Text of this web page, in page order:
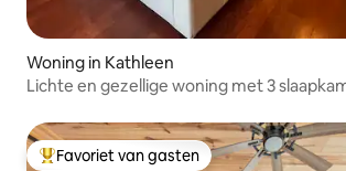
Woning in Kathleen
Lichte en gezellige woning met 3
Topfavoriet van gasten
Favoriet van gasten